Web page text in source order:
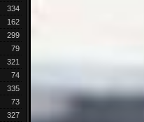
334
162
299
79
321
74
335
73
327